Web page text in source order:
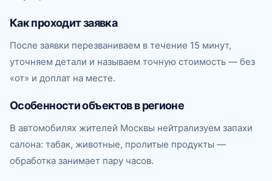
Как проходит заявка
После заявки перезваниваем в течение 15 минут,
уточняем детали и называем точную стоимость — без
«от» и доплат на месте.
Особенности объектов в регионе
В автомобилях жителей Москвы нейтрализуем запахи
салона: табак, животные, пролитые продукты —
обработка занимает пару часов.